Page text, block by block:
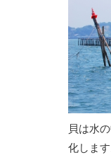
貝は水
化します